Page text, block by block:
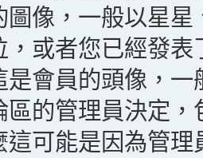
圖像，一般以星
，或者您已經發
是會員的頭像，
區的管理員決定
這可能是因為管